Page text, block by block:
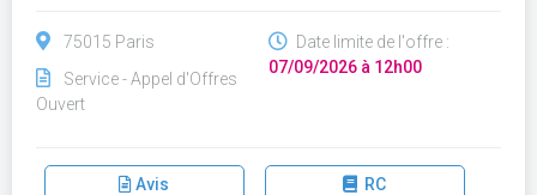
75015 Paris
Service - Appel d'Offres
Ouvert
Date limite de l'offre :
07/09/2026 à 12h00
Avis RC